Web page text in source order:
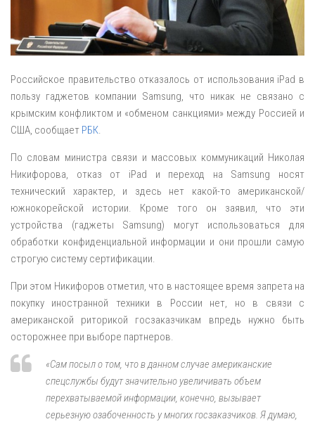
Российское правительство отказалось от использования iPad в
пользу гаджетов компании Samsung, что никак не связано с
крымским конфликтом и «обменом санкциями» между Россией и
США, сообщает РБК
По словам министра связи и массовых коммуникаций Николая
Никифорова, отказ от iPad и переход на Samsung носят
технический характер, и здесь нет какой-то американской/
южнокорейской истории. Кроме того он заявил, что эти
устройства (гаджеты Samsung) могут использоваться для
обработки конфиденциальной информации и они прошли самую
строгую систему сертификации.
При этом Никифоров отметил, что в настоящее время запрета на
покупку иностранной техники в России нет, но в связи с
американской риторикой госзаказчикам впредь нужно быть
осторожнее при выборе партнеров.
«Сам посыл о том, что в данном случае американские
спецслужбы будут значительно увеличивать объем
перехватываемой информации, конечно, вызывает
серьезную озабоченность у многих госзаказчиков. Я думаю,